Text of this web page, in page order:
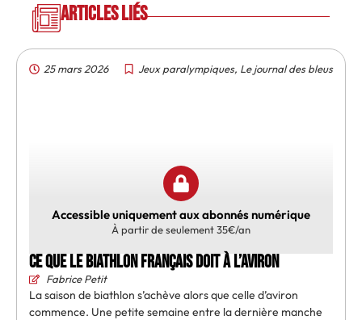
Articles liés
25 mars 2026 Jeux paralympiques, Le journal des bleus
Accessible uniquement aux abonnés numérique
À partir de seulement 35€/an
Ce que le biathlon français doit à l’aviron
Fabrice Petit
La saison de biathlon s’achève alors que celle d’aviron
commence. Une petite semaine entre la dernière manche